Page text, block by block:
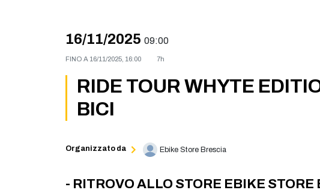
16/11/2025 09:00
FINO A 16/11/2025, 16:00 7h
RIDE TOUR WHYTE
BICI
Organizzato da Ebike Store Brescia
- RITROVO ALLO STORE EBIKE